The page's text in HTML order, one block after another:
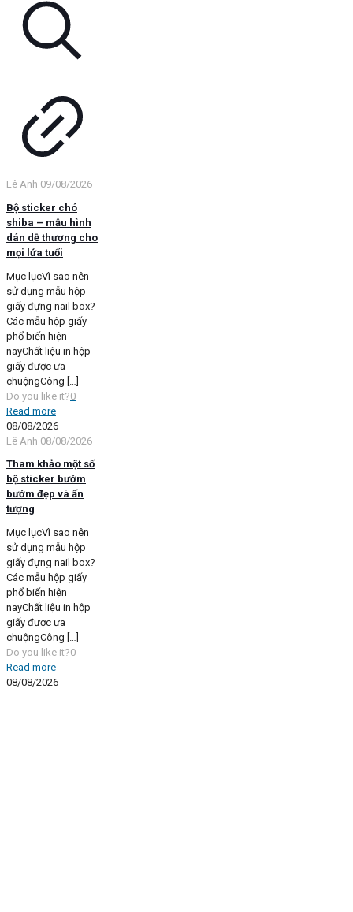
Lê Anh 09/08/2026
Bộ sticker chó
shiba – mẫu hình
dán dễ thương cho
mọi lứa tuổi
Mục lụcVì sao nên
sử dụng mẫu hộp
giấy đựng nail box?
Các mẫu hộp giấy
phổ biến hiện
nayChất liệu in hộp
giấy được ưa
chuộngCông […]
Do you like it?0
Read more
08/08/2026
Lê Anh 08/08/2026
Tham khảo một số
bộ sticker bướm
bướm đẹp và ấn
tượng
Mục lụcVì sao nên
sử dụng mẫu hộp
giấy đựng nail box?
Các mẫu hộp giấy
phổ biến hiện
nayChất liệu in hộp
giấy được ưa
chuộngCông […]
Do you like it?0
Read more
08/08/2026